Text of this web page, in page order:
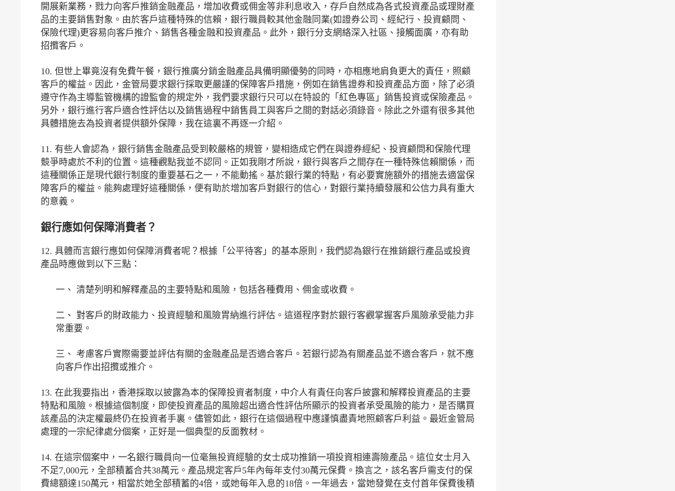
開展新業務，戮力向客戶推銷金融產品，增加收費或佣金等非利息收入，存戶自然成為各式投資產品或理財產
品的主要銷售對象。由於客戶這種特殊的信賴，銀行職員較其他金融同業(如證券公司、經紀行、投資顧問、
保險代理)更容易向客戶推介、銷售各種金融和投資產品。此外，銀行分支網絡深入社區、接觸面廣，亦有助
招攬客戶。
10. 但世上畢竟沒有免費午餐，銀行推廣分銷金融產品具備明顯優勢的同時，亦相應地肩負更大的責任，照顧
客戶的權益。因此，金管局要求銀行採取更嚴謹的保障客戶措施，例如在銷售證券和投資產品方面，除了必須
遵守作為主導監管機構的證監會的規定外，我們要求銀行只可以在特設的「紅色專區」銷售投資或保險產品。
另外，銀行進行客戶適合性評估以及銷售過程中銷售員工與客戶之間的對話必須錄音。除此之外還有很多其他
具體措施去為投資者提供額外保障，我在這裏不再逐一介紹。
11. 有些人會認為，銀行銷售金融產品受到較嚴格的規管，變相造成它們在與證券經紀、投資顧問和保險代理
競爭時處於不利的位置。這種觀點我並不認同。正如我剛才所說，銀行與客戶之間存在一種特殊信賴關係，而
這種關係正是現代銀行制度的重要基石之一，不能動搖。基於銀行業的特點，有必要實施額外的措施去適當保
障客戶的權益。能夠處理好這種關係，便有助於增加客戶對銀行的信心，對銀行業持續發展和公信力具有重大
的意義。
銀行應如何保障消費者？
12. 具體而言銀行應如何保障消費者呢？根據「公平待客」的基本原則，我們認為銀行在推銷銀行產品或投資
產品時應做到以下三點：
一、 清楚列明和解釋產品的主要特點和風險，包括各種費用、佣金或收費。
二、 對客戶的財政能力、投資經驗和風險胃納進行評估。這道程序對於銀行客觀掌握客戶風險承受能力非
常重要。
三、 考慮客戶實際需要並評估有關的金融產品是否適合客戶。若銀行認為有關產品並不適合客戶，就不應
向客戶作出招攬或推介。
13. 在此我要指出，香港採取以披露為本的保障投資者制度，中介人有責任向客戶披露和解釋投資產品的主要
特點和風險。根據這個制度，即使投資產品的風險超出適合性評估所顯示的投資者承受風險的能力，是否購買
該產品的決定權最終仍在投資者手裏。儘管如此，銀行在這個過程中應謹慎盡責地照顧客戶利益。最近金管局
處理的一宗紀律處分個案，正好是一個典型的反面教材。
14. 在這宗個案中，一名銀行職員向一位毫無投資經驗的女士成功推銷一項投資相連壽險產品。這位女士月入
不足7,000元，全部積蓄合共38萬元。產品規定客戶5年內每年支付30萬元保費。換言之，該名客戶需支付的保
費總額達150萬元，相當於她全部積蓄的4倍，或她每年入息的18倍。一年過去，當她發覺在支付首年保費後積